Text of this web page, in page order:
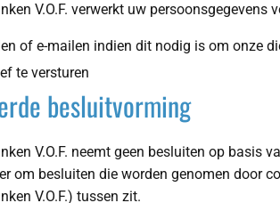
V.O.F. verwerkt uw persoonsgegevens
of e-mailen indien dit nodig is om onze
te versturen
besluitvorming
V.O.F. neemt geen besluiten op
om besluiten die worden genomen door
V.O.F.) tussen zit.